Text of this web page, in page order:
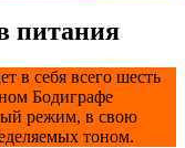
питания
в себя всего шесть
Бодиграфе
режим, в свою
тоном.